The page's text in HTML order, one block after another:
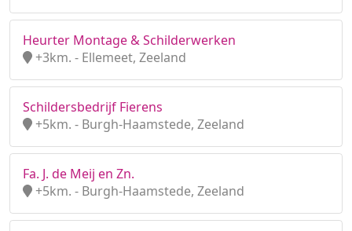
Heurter Montage & Schilderwerken
+3km. - Ellemeet, Zeeland
Schildersbedrijf Fierens
+5km. - Burgh-Haamstede, Zeeland
Fa. J. de Meij en Zn.
+5km. - Burgh-Haamstede, Zeeland